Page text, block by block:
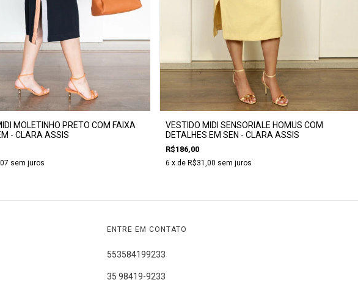
MOLETINHO PRETO COM FAIXA
- CLARA ASSIS
sem juros
VESTIDO MIDI SENSORIALE HOMUS COM
DETALHES EM SEN - CLARA ASSIS
R$186,00
6 x deR$31,00 sem juros
ENTRE EM CONTATO
553584199233
35 98419-9233